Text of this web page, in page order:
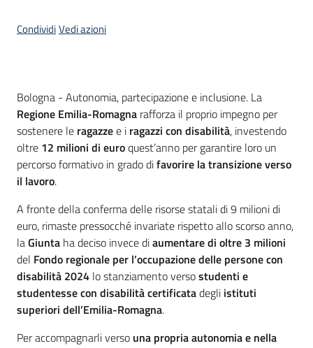
CondividiVedi azioni
Contenuto
Bologna - Autonomia, partecipazione e inclusione. La
Regione Emilia-Romagna rafforza il proprio impegno per
sostenere le ragazzee i ragazzi con disabilità, investendo
oltre 12 milioni di euroquest’anno per garantire loro un
percorso formativo in grado difavorire la transizione verso
il lavoro.
A fronte della conferma delle risorse statali di 9 milioni di
euro, rimaste pressocché invariate rispetto allo scorso anno,
laGiunta ha deciso invece diaumentare di oltre 3 milioni
del Fondo regionale per l’occupazione delle persone con
disabilità 2024 lo stanziamento versostudenti e
studentesse con disabilità certificatadegli istituti
superiori dell’Emilia-Romagna.
Per accompagnarli verso una propria autonomia e nella